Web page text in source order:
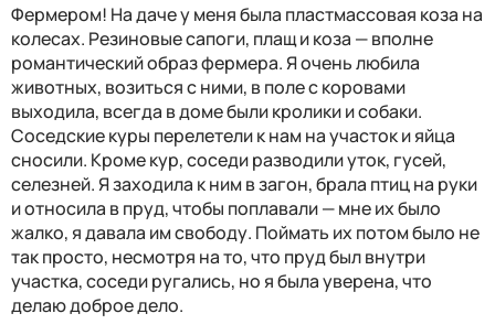
Фермером! На даче у меня была пластмассовая коза на
колесах. Резиновые сапоги, плащ и коза — вполне
романтический образ фермера. Я очень любила
животных, возиться с ними, в поле с коровами
выходила, всегда в доме были кролики и собаки.
Соседские куры перелетели к нам на участок и яйца
сносили. Кроме кур, соседи разводили уток, гусей,
селезней. Я заходила к ним в загон, брала птиц на руки
и относила в пруд, чтобы поплавали — мне их было
жалко, я давала им свободу. Поймать их потом было не
так просто, несмотря на то, что пруд был внутри
участка, соседи ругались, но я была уверена, что
делаю доброе дело.